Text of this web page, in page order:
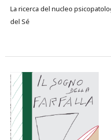
La ricerca del nucleo
del Sé